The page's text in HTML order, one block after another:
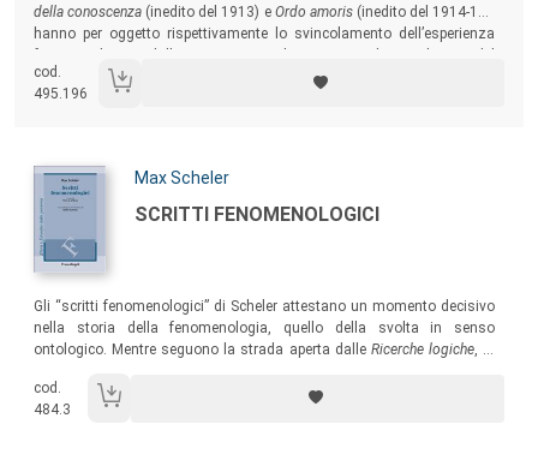
della conoscenza (inedito del 1913) e Ordo amoris(inedito del 1914-16),
hanno per oggetto rispettivamente lo svincolamento dell’esperienza
vissuto nell’emozionale, altrettanto rigorosa di quella che governa
l’astronomia matematica.
cod.
495.196
Autori:
Max Scheler
Titolo:
SCRITTI FENOMENOLOGICI
Gli “scritti fenomenologici” di Scheler attestano un momento decisivo
nella storia della fenomenologia, quello della svolta in senso
ontologico. Mentre seguono la strada aperta dalle Ricerche logiche, si
husserliana, e introducono a quel primato delle “cose”, che Heidegger
metterà al centro del suo pensiero.
cod.
484.3